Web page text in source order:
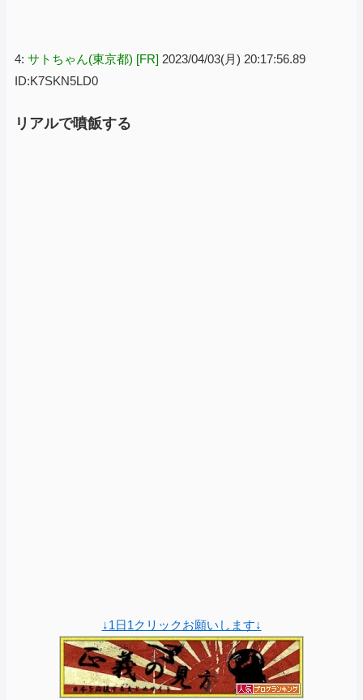
4: サトちゃん(東京都) [FR] 2023/04/03(月) 20:17:56.89
ID:K7SKN5LD0
リアルで噴飯する
↓1日1クリックお願いします↓